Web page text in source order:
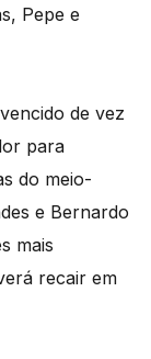
Pepe e
de vez
para
do meio-
e Bernardo
mais
recair em